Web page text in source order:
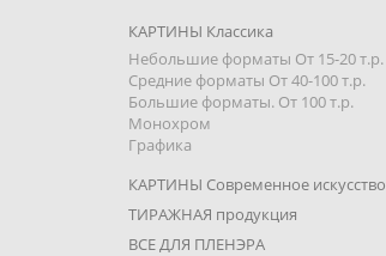
КАРТИНЫ Классика
Небольшие форматы От 15-20 т.р.
Средние форматы От 40-100 т.р.
Большие форматы. От 100 т.р.
Монохром
Графика
КАРТИНЫ Современное искусство
ТИРАЖНАЯ продукция
ВСЕ ДЛЯ ПЛЕНЭРА